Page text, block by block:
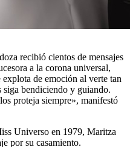
recibió cientos de mensajes
a la corona universal,
de emoción al verte tan
bendiciendo y guiando.
proteja siempre», manifestó
Universo en 1979, Maritza
por su casamiento.